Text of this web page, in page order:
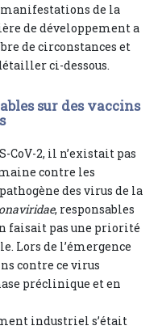
de la
de développement a
de circonstances et
ci-dessous.
sur des vaccins
CoV-2, il n’existait pas
contre les
des virus de la
, responsables
faisait pas une priorité
Lors de l’émergence
contre ce virus
préclinique et en
industriel s’était